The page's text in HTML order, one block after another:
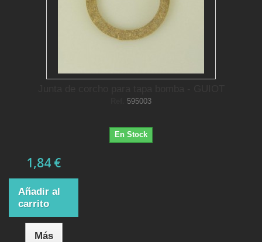
595003
En Stock
1,84 €
Añadir al
carrito
Más